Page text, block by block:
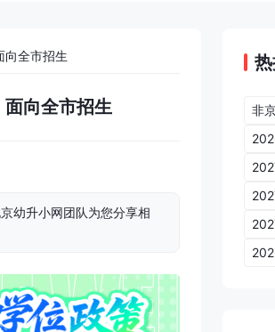
向全市招生
向全市招生
幼升小网团队为您分享相
非